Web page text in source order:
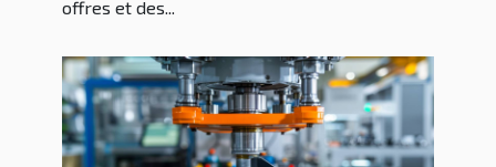
offres et des...